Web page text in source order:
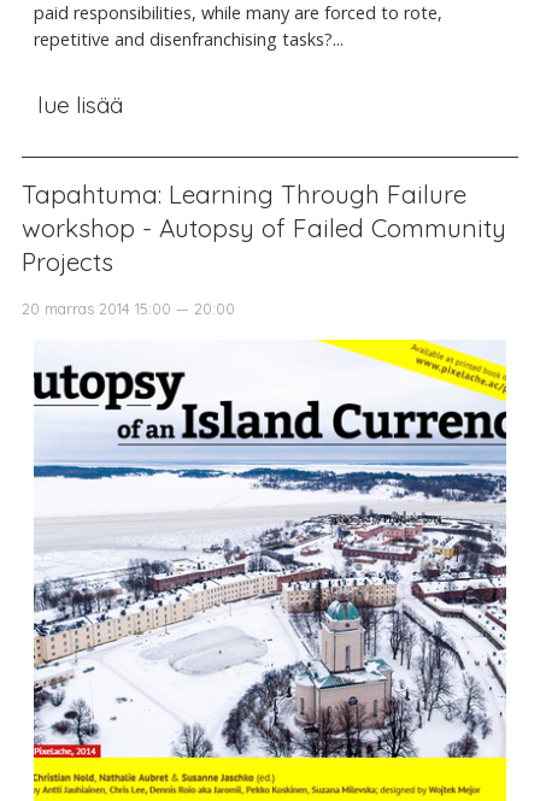
paid responsibilities, while many are forced to rote,
repetitive and disenfranchising tasks?...
lue lisää
Tapahtuma: Learning Through Failure
workshop - Autopsy of Failed Community
Projects
20 marras 2014 15:00 — 20:00